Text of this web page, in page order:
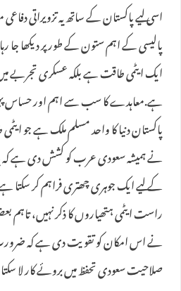
اسی لیے پاکستان کے ساتھ یہ تزویراتی
پالیسی کے اہم ستون کے طور پر دیکھا جا
ایک ایٹمی طاقت ہے بلکہ عسکری تجربے
ہے.معاہدے کا سب سے اہم اور حساس
پاکستان دنیا کا واحد مسلم ملک ہے جو
نے ہمیشہ سعودی عرب کو کشش دی ہے کہ
کے لیے ایک جوہری چھتری فراہم کر سکتا
راست ایٹمی ہتھیاروں کا ذکر نہیں،
نے اس امکان کو تقویت دی ہے کہ ضرورت
صلاحیت سعودی تحفظ میں بروئے کار لا